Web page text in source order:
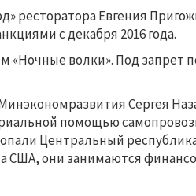
ресторатора Евгения
с декабря 2016 года.
«Ночные волки». Под запрет
Сергея
помощью
Центральный
США, они занимаются